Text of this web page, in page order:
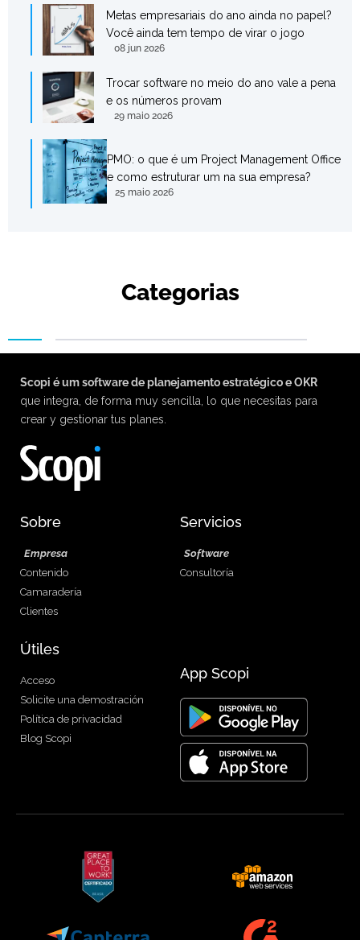
Metas empresariais do ano ainda no papel?
Você ainda tem tempo de virar o jogo
08 jun 2026
Trocar software no meio do ano vale a pena
e os números provam
29 maio 2026
PMO: o que é um Project Management Office
e como estruturar um na sua empresa?
25 maio 2026
Categorias
Scopi é um software de planejamento estratégico e OKR
que integra, de forma muy sencilla, lo que necesitas para
crear y gestionar tus planes.
Sobre
Empresa
Contenido
Camaradería
Clientes
Servicios
Software
Consultoría
Útiles
Acceso
Solicite una demostración
Política de privacidad
Blog Scopi
App Scopi